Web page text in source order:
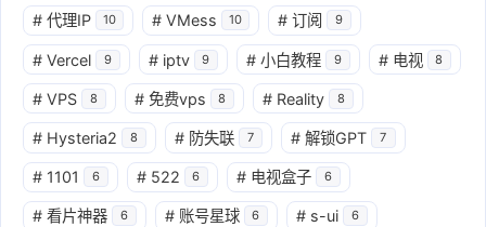
# 代理IP 10 # VMess 10 # 订阅 9
# Vercel 9 # iptv 9 # 小白教程 9 # 电视 8
# VPS 8 # 免费vps 8 # Reality 8
# Hysteria2 8 # 防失联 7 # 解锁GPT 7
# 1101 6 # 522 6 # 电视盒子 6
# 看片神器 6 # 账号星球 6 # s-ui 6